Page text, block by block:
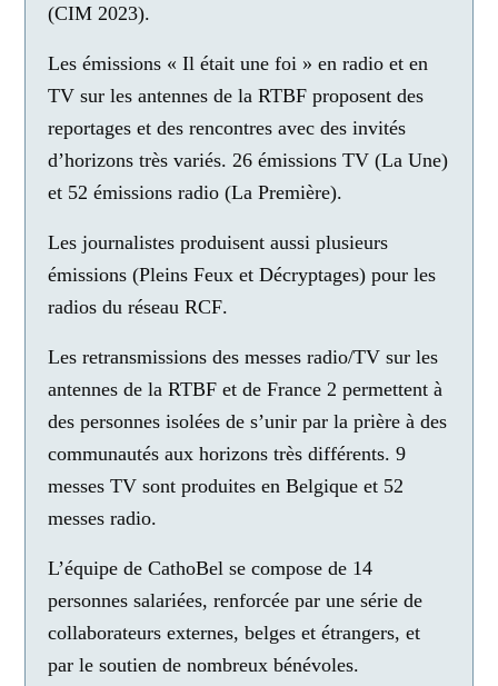
(CIM 2023).
Les émissions « Il était une foi » en radio et en
TV sur les antennes de la RTBFproposent des
reportages et des rencontres avec des invités
d’horizons très variés. 26 émissions TV (La Une)
et 52 émissions radio (La Première).
Les journalistes produisent aussi plusieurs
émissions (Pleins Feux et Décryptages) pour les
radios du réseau RCF.
Les retransmissions des messes radio/TV sur les
antennes de la RTBF et de France 2permettent à
des personnes isolées de s’unir par la prière à des
communautés aux horizons très différents. 9
messes TV sont produites en Belgique et 52
messes radio.
L’équipe de CathoBel se compose de 14
personnes salariées, renforcée par une série de
collaborateurs externes, belges et étrangers, et
par le soutien de nombreux bénévoles.